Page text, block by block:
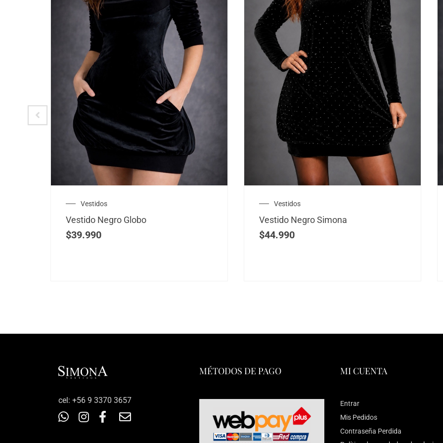
Vestidos
Vestido Negro Globo
$39.990
Vestidos
Vestido Negro Simona
$44.990
‎cel: +56 9 3370 3657
MÉTODOS DE PAGO MI CUENTA
Entrar
Mis Pedidos
Contraseña Perdida